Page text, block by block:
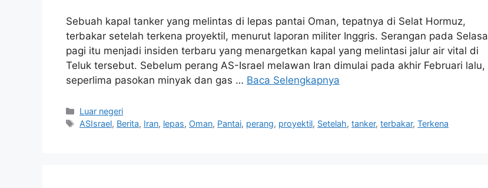
Sebuah kapal tanker yang melintas di lepas pantai Oman, tepatnya di Selat Hormuz,
terbakar setelah terkena proyektil, menurut laporan militer Inggris. Serangan pada Selasa
pagi itu menjadi insiden terbaru yang menargetkan kapal yang melintasi jalur air vital di
Teluk tersebut. Sebelum perang AS-Israel melawan Iran dimulai pada akhir Februari lalu,
seperlima pasokan minyak dan gas … Baca Selengkapnya
Kategori
Luar negeri
Tag
ASIsrael, Berita, Iran, lepas, Oman, Pantai, perang, proyektil, Setelah,tanker,terbakar,Terkena